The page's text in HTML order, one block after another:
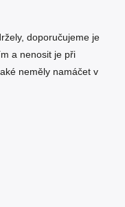
doporučujeme je
a nenosit je při
neměly namáčet v